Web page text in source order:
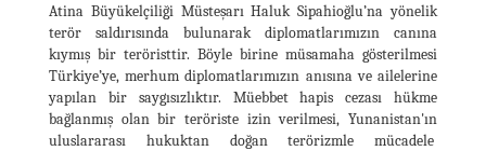
Atina Büyükelçiliği Müsteşarı Haluk Sipahioğlu’na yönelik
terör saldırısında bulunarak diplomatlarımızın canına
kıymış bir teröristtir. Böyle birine müsamaha gösterilmesi
Türkiye’ye, merhum diplomatlarımızın anısına ve ailelerine
yapılan bir saygısızlıktır. Müebbet hapis cezası hükme
bağlanmış olan bir teröriste izin verilmesi, Yunanistan'ın
uluslararası hukuktan doğan terörizmle mücadele